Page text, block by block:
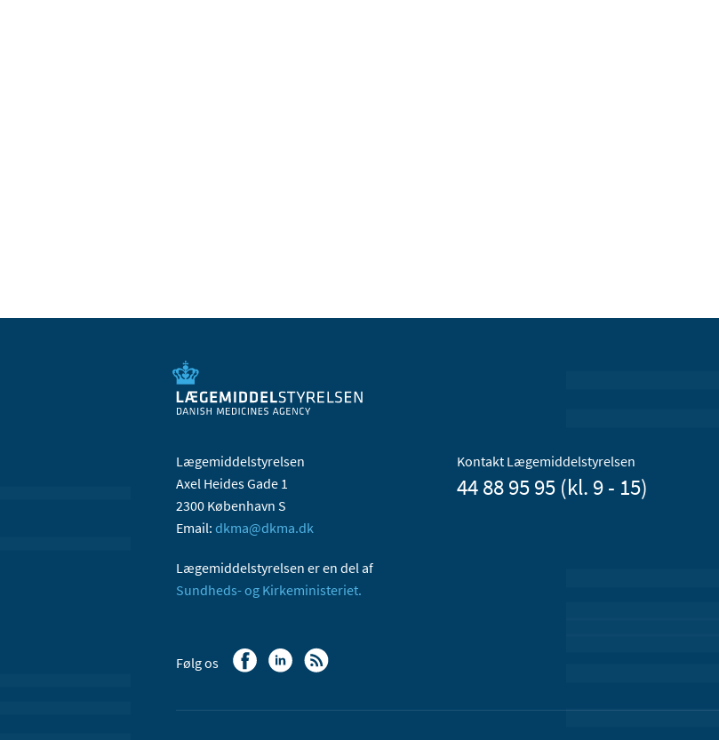
Lægemiddelstyrelsen
Axel Heides Gade 1
2300 København S
Email: dkma@dkma.dk
Lægemiddelstyrelsen er en del af
Sundheds- og Kirkeministeriet.
Kontakt Lægemiddelstyrelsen
44 88 95 95 (kl. 9 - 15)
Følg os